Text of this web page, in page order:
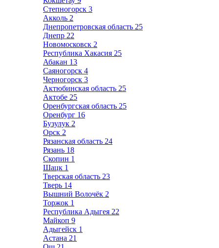
Степногорск 3
Акколь 2
Днепропетровская область 25
Днепр 22
Новомосковск 2
Республика Хакасия 25
Абакан 13
Саяногорск 4
Черногорск 3
Актюбинская область 25
Актобе 25
Оренбургская область 25
Оренбург 16
Бузулук 2
Орск 2
Рязанская область 24
Рязань 18
Скопин 1
Шацк 1
Тверская область 23
Тверь 14
Вышний Волочёк 2
Торжок 1
Республика Адыгея 22
Майкоп 9
Адыгейск 1
Астана 21